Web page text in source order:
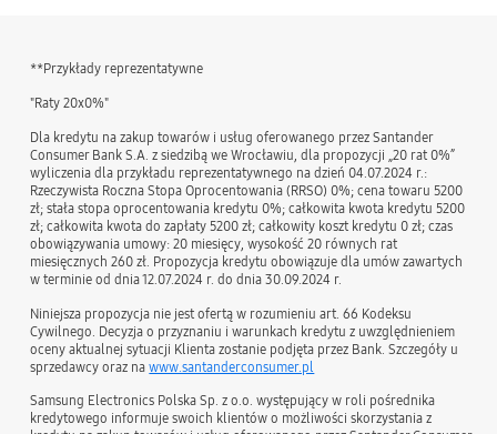
**Przykłady reprezentatywne
"Raty 20x0%"
Dla kredytu na zakup towarów i usług oferowanego przez Santander
Consumer Bank S.A. z siedzibą we Wrocławiu, dla propozycji „20 rat 0%”
wyliczenia dla przykładu reprezentatywnego na dzień 04.07.2024 r.:
Rzeczywista Roczna Stopa Oprocentowania (RRSO) 0%; cena towaru 5200
zł; stała stopa oprocentowania kredytu 0%; całkowita kwota kredytu 5200
zł; całkowita kwota do zapłaty 5200 zł; całkowity koszt kredytu 0 zł; czas
obowiązywania umowy: 20 miesięcy, wysokość 20 równych rat
miesięcznych 260 zł. Propozycja kredytu obowiązuje dla umów zawartych
w terminie od dnia 12.07.2024 r. do dnia 30.09.2024 r.
Niniejsza propozycja nie jest ofertą w rozumieniu art. 66 Kodeksu
Cywilnego. Decyzja o przyznaniu i warunkach kredytu z uwzględnieniem
oceny aktualnej sytuacji Klienta zostanie podjęta przez Bank. Szczegóły u
sprzedawcy oraz nawww.santanderconsumer.pl
Samsung Electronics Polska Sp. z o.o. występujący w roli pośrednika
kredytowego informuje swoich klientów o możliwości skorzystania z